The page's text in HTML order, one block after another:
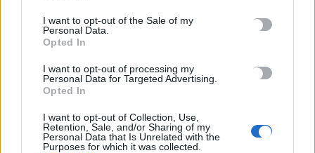
I want to opt-out of the Sale of my
Personal Data.
Opted In
I want to opt-out of processing my
Personal Data for Targeted Advertising.
Opted In
I want to opt-out of Collection, Use,
Retention, Sale, and/or Sharing of my
Personal Data that Is Unrelated with the
Purposes for which it was collected.
Εμπάρου και τιμή στη Μνήμη των ηρώων
7 Αυγούστου, 2026
Νέα πυρκαγιά στη Σητεία
7 Αυγούστου, 2026
Πέθανε η δημοσιογράφος Χριστίνα Πιτουρά
7 Αυγούστου, 2026